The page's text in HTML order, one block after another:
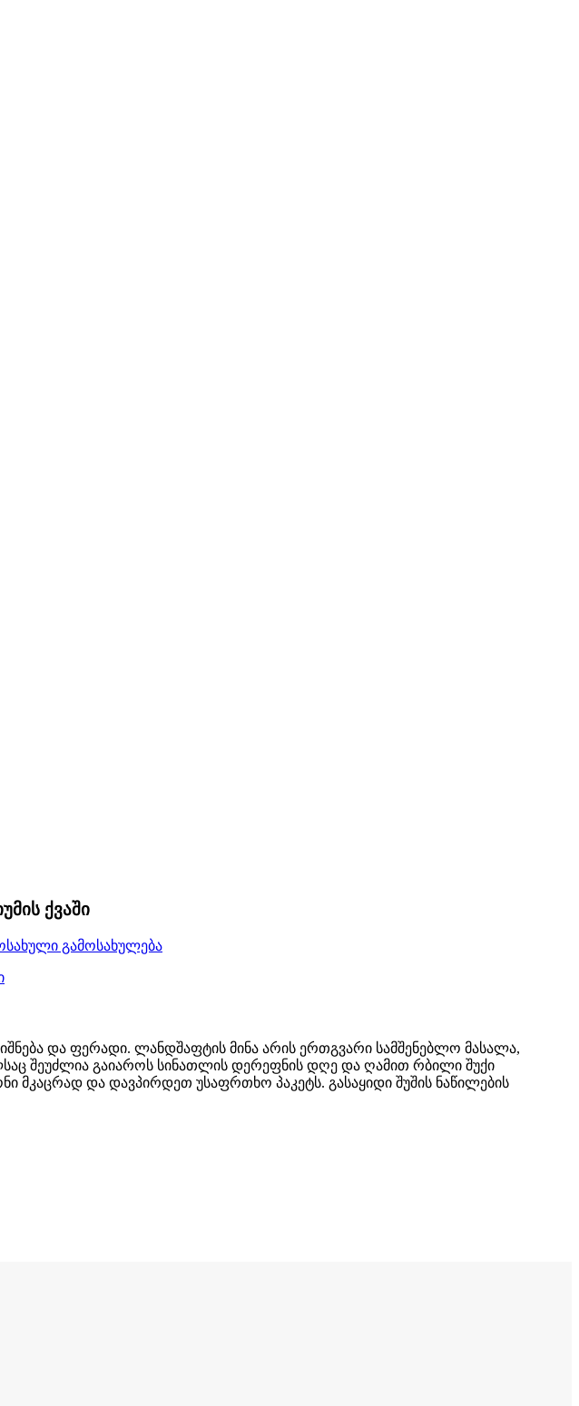
ქვაში
და ფერადი. ლანდშაფტის მინა არის ერთგვარი სამშენებლო მასალა,
შეუძლია გაიაროს სინათლის დერეფნის დღე და ღამით რბილი შუქი
მკაცრად და დავპირდეთ უსაფრთხო პაკეტს. გასაყიდი შუშის ნაწილების